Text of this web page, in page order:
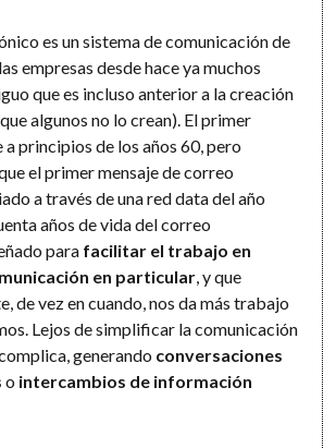
es un sistema de comunicación de
empresas desde hace ya muchos
que es incluso anterior a la creación
algunos no lo crean). El primer
principios de los años 60, pero
el primer mensaje de correo
a través de una red data del año
años de vida del correo
para facilitar el trabajo en
en particular, y que
de vez en cuando, nos da más trabajo
Lejos de simplificar la comunicación
generando conversaciones
o intercambios de información